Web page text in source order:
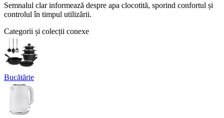
Semnalul clar informează despre apa clocotită, sporind confortul și
controlul în timpul utilizării.
Categorii și colecții conexe
Bucătărie